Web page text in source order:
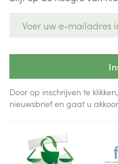
Door op inschrijven te
nieuwsbrief en gaat u